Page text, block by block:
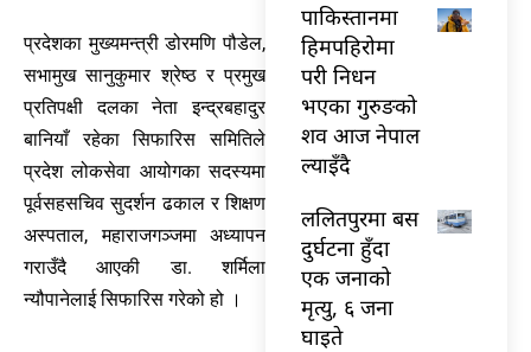
प्रदेशका मुख्यमन्त्री डोरमणि पौडेल,
सभामुख सानुकुमार श्रेष्ठ र प्रमुख
प्रतिपक्षी दलका नेता इन्द्रबहादुर
बानियाँ रहेका सिफारिस समितिले
प्रदेश लोकसेवा आयोगका सदस्यमा
पूर्वसहसचिव सुदर्शन ढकाल र शिक्षण
अस्पताल, महाराजगञ्जमा अध्यापन
गराउँदै आएकी डा. शर्मिला
न्यौपानेलाई सिफारिस गरेको हो ।
पाकिस्तानमा
हिमपहिरोमा
परी निधन
भएका गुरुङको
शव आज नेपाल
ल्याइँदै
ललितपुरमा बस
दुर्घटना हुँदा
एक जनाको
मृत्यु, ६ जना
घाइते